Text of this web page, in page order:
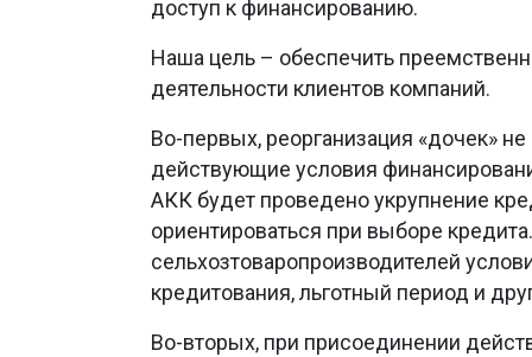
доступ к финансированию.
Наша цель – обеспечить
деятельности клиентов компаний.
Во-первых, реорганизация «дочек»
действующие условия
АКК будет проведено укрупнение
ориентироваться при выборе
сельхозтоваропроизводителей
кредитования, льготный период и
Во-вторых, при присоединении